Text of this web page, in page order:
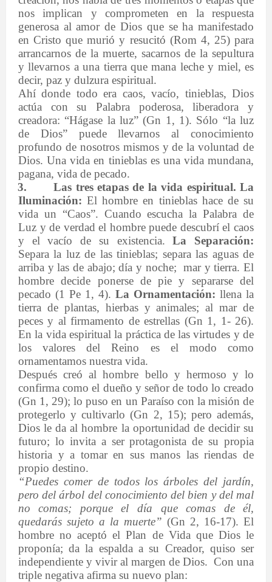
nos implican y comprometen en la respuesta
generosa al amor de Dios que se ha manifestado
en Cristo que murió y resucitó (Rom 4, 25) para
arrancarnos de la muerte, sacarnos de la sepultura
y llevarnos a una tierra que mana leche y miel, es
decir, paz y dulzura espiritual.
Ahí donde todo era caos, vacío, tinieblas, Dios
actúa con su Palabra poderosa, liberadora y
creadora: “Hágase la luz” (Gn 1, 1). Sólo “la luz
de Dios” puede llevarnos al conocimiento
profundo de nosotros mismos y de la voluntad de
Dios. Una vida en tinieblas es una vida mundana,
pagana, vida de pecado.
3.
Las tres etapas de la vida espiritual. La
Iluminación: El hombre en tinieblas hace de su
vida un “Caos”. Cuando escucha la Palabra de
Luz y de verdad el hombre puede descubrí el caos
y el vacío de su existencia.La Separación:
Separa la luz de las tinieblas; separa las aguas de
arriba y las de abajo; día y noche; mar y tierra. El
hombre decide ponerse de pie y separarse del
pecado (1 Pe 1, 4).La Ornamentación: llena la
tierra de plantas, hierbas y animales; al mar de
peces y al firmamento de estrellas (Gn 1, 1- 26).
En la vida espiritual la práctica de las virtudes y de
los valores del Reino es el modo como
ornamentamos nuestra vida.
Después creó al hombre bello y hermoso y lo
confirma como el dueño y señor de todo lo creado
(Gn 1, 29); lo puso en un Paraíso con la misión de
protegerlo y cultivarlo (Gn 2, 15); pero además,
Dios le da al hombre la oportunidad de decidir su
futuro; lo invita a ser protagonista de su propia
historia y a tomar en sus manos las riendas de
propio destino.
“Puedes comer de todos los árboles del jardín,
pero del árbol del conocimiento del bien y del mal
no comas; porque el día que comas de él,
quedarás sujeto a la muerte” (Gn 2, 16-17). El
hombre no aceptó el Plan de Vida que Dios le
proponía; da la espalda a su Creador, quiso ser
independiente y vivir al margen de Dios. Con una
triple negativa afirma su nuevo plan: